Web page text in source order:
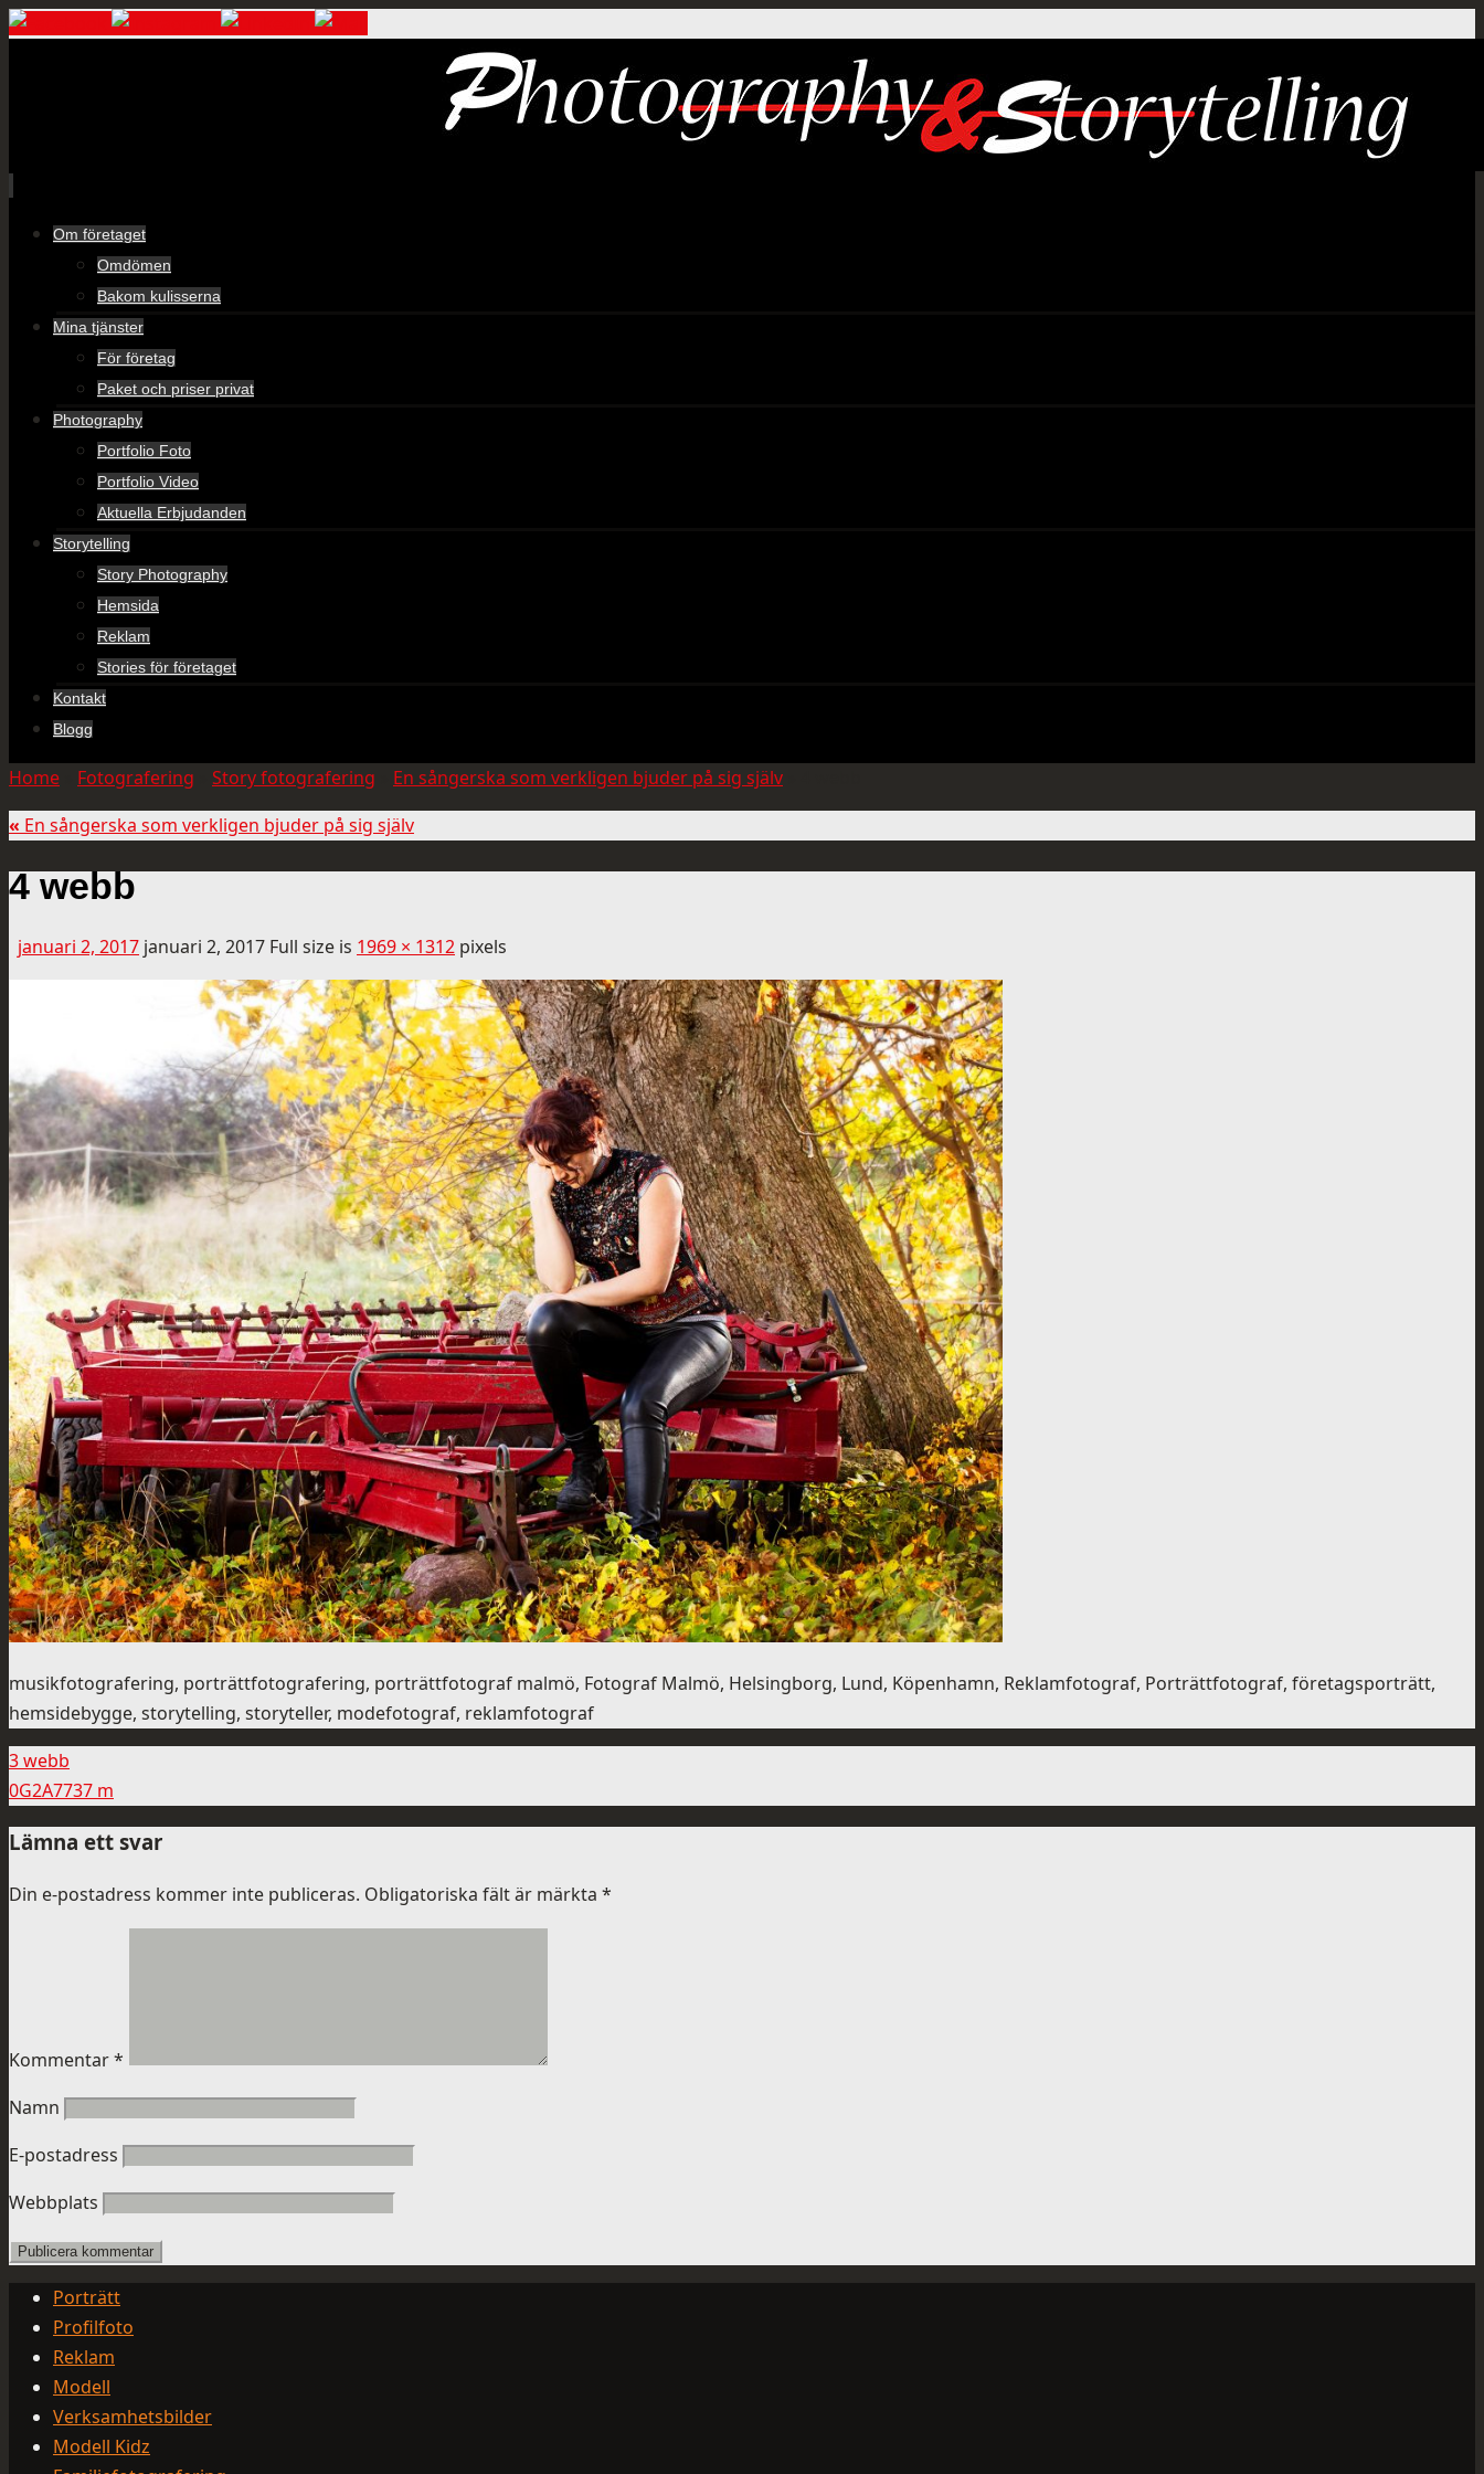
Skip
Om företaget
Omdömen
Bakom kulisserna
Mina tjänster
För företag
Paket och priser privat
Photography
Portfolio Foto
Portfolio Video
Aktuella Erbjudanden
Storytelling
Story Photography
Hemsida
Reklam
Stories för företaget
Kontakt
Blogg
Home Fotografering Story fotografering En sångerska som verkligen bjuder på sig själv
« En sångerska som verkligen bjuder på sig själv
4 webb
januari 2, 2017 januari 2, 2017 Full size is 1969 × 1312 pixels
musikfotografering, porträttfotografering, porträttfotograf malmö, Fotograf Malmö, Helsingborg, Lund, Köpenhamn, Reklamfotograf, Porträttfotograf, företagsporträtt,
hemsidebygge, storytelling, storyteller, modefotograf, reklamfotograf
3 webb
0G2A7737 m
Lämna ett svar
Din e-postadress kommer inte publiceras. Obligatoriska fält är märkta *
Kommentar*
Namn
E-postadress
Webbplats
Porträtt
Profilfoto
Reklam
Modell
Verksamhetsbilder
Modell Kidz